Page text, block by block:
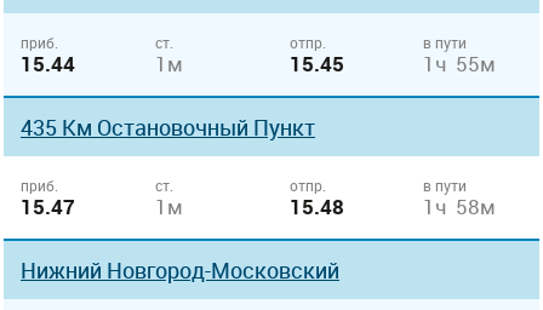
приб.
15.44
ст.
1м
отпр.
15.45
в пути
1ч 55м
435 Км Остановочный Пункт
приб.
15.47
ст.
1м
отпр.
15.48
в пути
1ч 58м
Нижний Новгород-Московский